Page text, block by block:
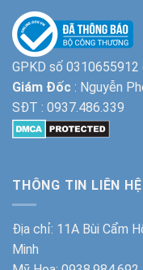
GPKD số
Giám Đốc : Nguyễn
SĐT : 0937.486.339
THÔNG TIN LIÊN HỆ
Địa chỉ: 11A Bùi Cẩm
Minh